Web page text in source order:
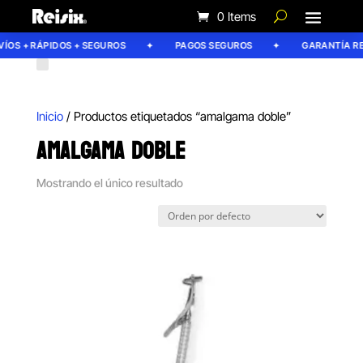
0 Items
+ RÁPIDOS + SEGUROS PAGOS SEGUROS GARANTÍA
Inicio/ Productos etiquetados “amalgama doble”
AMALGAMA DOBLE
Mostrando el único resultado